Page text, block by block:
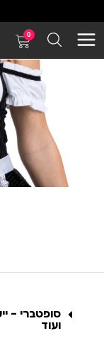
0
סופטברי –
ועוד